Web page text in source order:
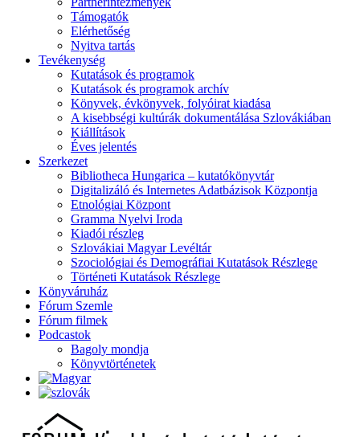
Támogatók
Elérhetőség
Nyitva tartás
Tevékenység
Kutatások és programok
Kutatások és programok archív
Könyvek, évkönyvek, folyóirat kiadása
A kisebbségi kultúrák dokumentálása Szlovákiában
Kiállítások
Éves jelentés
Szerkezet
Bibliotheca Hungarica – kutatókönyvtár
Digitalizáló és Internetes Adatbázisok Központja
Etnológiai Központ
Gramma Nyelvi Iroda
Kiadói részleg
Szlovákiai Magyar Levéltár
Szociológiai és Demográfiai Kutatások Részlege
Történeti Kutatások Részlege
Könyváruház
Fórum Szemle
Fórum filmek
Podcastok
Bagoly mondja
Könyvtörténetek